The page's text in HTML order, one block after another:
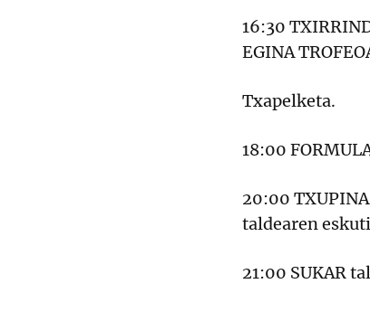
16:30
EGINA
Txapelketa.
18:00
20:00
taldearen
21:00 SUKAR